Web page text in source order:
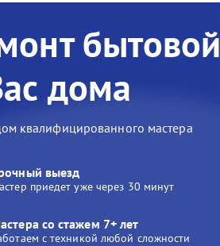
дома
квалифицированного мастера
выезд
приедет уже через 30 минут
со стажем 7+ лет
с техникой любой сложности